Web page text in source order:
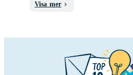
Visa mer